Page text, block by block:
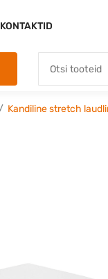
KONTAKTID
Kandiline stretch